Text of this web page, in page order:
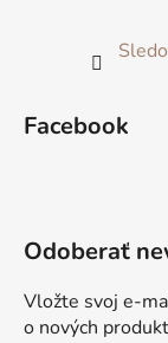
Facebook
Odoberať
Vložte svoj e-
o nových